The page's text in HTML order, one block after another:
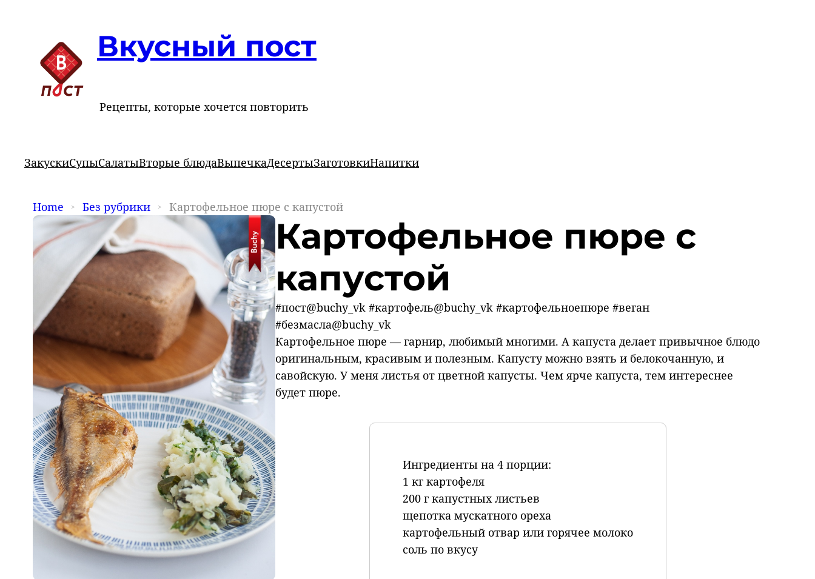
Вкусный пост
Рецепты, которые хочется повторить
ЗакускиСупыСалатыВторые блюдаВыпечкаДесертыЗаготовкиНапитки
Home Без рубрики Картофельное пюре с капустой
Картофельное пюре с
капустой
#пост@buchy_vk #картофель@buchy_vk #картофельноепюре #веган
#безмасла@buchy_vk
Картофельное пюре — гарнир, любимый многими. А капуста делает привычное блюдо
оригинальным, красивым и полезным. Капусту можно взять и белокочанную, и
савойскую. У меня листья от цветной капусты. Чем ярче капуста, тем интереснее
будет пюре.
Ингредиенты на 4 порции:
1 кг картофеля
200 г капустных листьев
щепотка мускатного ореха
картофельный отвар или горячее молоко
соль по вкусу